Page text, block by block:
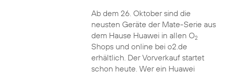
Ab dem 26. Oktober sind die
neusten Geräte der Mate-Serie aus
dem Hause Huawei in allen O2
Shops und online bei o2.de
erhältlich. Der Vorverkauf startet
schon heute. Wer ein Huawei